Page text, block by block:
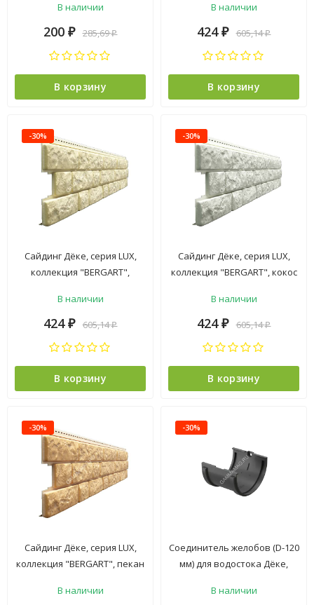
серый
В наличии
200 ₽ 285,69₽
В корзину
В наличии
424 ₽ 605,14₽
В корзину
-30%
Сайдинг Дёке, серия LUX,
коллекция "BERGART",
В наличии
424 ₽ 605,14₽
В корзину
-30%
Сайдинг Дёке, серия LUX,
коллекция "BERGART", кокос
В наличии
424 ₽ 605,14₽
В корзину
-30%
Сайдинг Дёке, серия LUX,
коллекция "BERGART", пекан
В наличии
-30%
Соединитель желобов (D-120
мм) для водостока Дёке,
"PVT", серый
В наличии